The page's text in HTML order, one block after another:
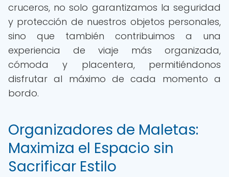
cruceros, no solo garantizamos la seguridad
y protección de nuestros objetos personales,
sino que también contribuimos a una
experiencia de viaje más organizada,
cómoda y placentera, permitiéndonos
disfrutar al máximo de cada momento a
bordo.
Organizadores de Maletas:
Maximiza el Espacio sin
Sacrificar Estilo